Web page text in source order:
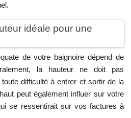
idéale pour une
de votre baignoire dépend de
la hauteur ne doit pas
difficulté à entrer et sortir de la
peut également influer sur votre
se ressentirait sur vos factures à